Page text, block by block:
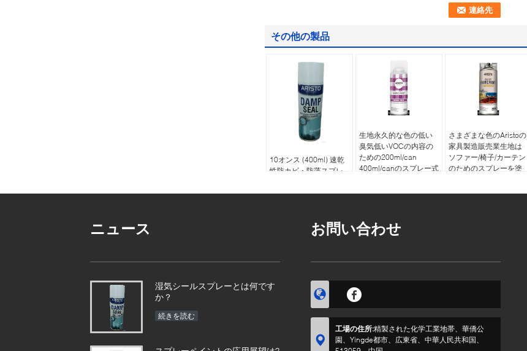
その他の製品
10オンス (400ml) 速乾
性防カビ・防藻スプレ
生地永久的な色の低い
臭気低いVOCの内容の
ための200ml/can
400ml/canのスプレー式
さまざまな色のAristoの
家具製造販売業生地は
ソファー/椅子/カーテン
のためのスプレーを塗
ニュース
湿気シールスプレーとは何です
か？
続きを読む
お問い合わせ
工場の住所:精製された化学工業地帯、華僑公
園、Yingde都市、広東省、中華人民共和国、